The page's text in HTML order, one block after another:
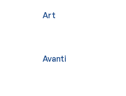
Art
Avanti